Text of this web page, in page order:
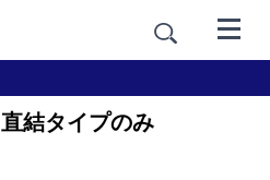
結タイプのみ